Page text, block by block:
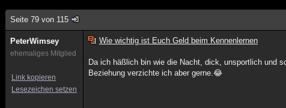
Seite 79 von 115
PeterWimsey
ehemaliges Mitglied
Link kopieren
Lesezeichen setzen
Wie wichtig ist Euch Geld beim Kennenlernen
Da ich häßlich bin wie die Nacht, dick, unsportlich und
Beziehung verzichte ich aber gerne.😂